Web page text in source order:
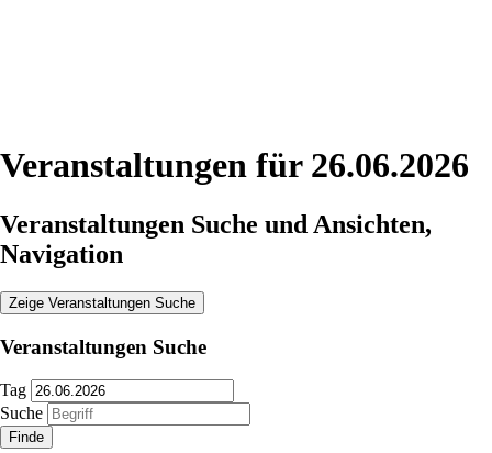
Veranstaltungen für 26.06.2026
Veranstaltungen Suche und Ansichten,
Navigation
Zeige Veranstaltungen Suche
Veranstaltungen Suche
Tag
Suche